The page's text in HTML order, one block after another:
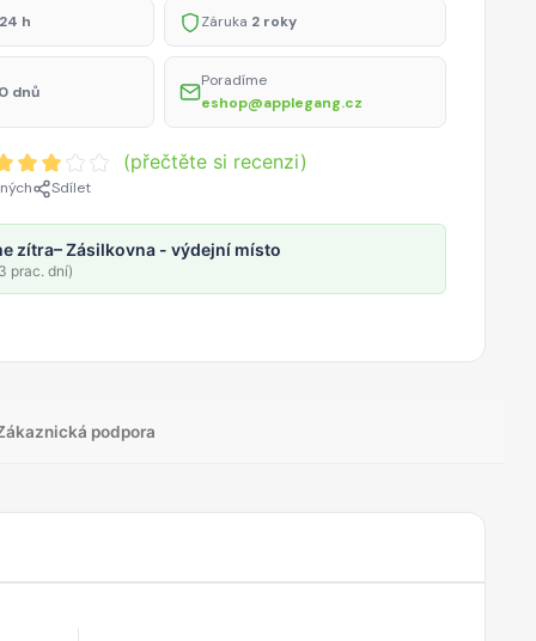
h Záruka 2 roky
dnů
Poradíme
eshop@applegang.cz
(přečtěte si recenzi)
Sdílet
zítra– Zásilkovna - výdejní místo
prac. dní)
podpora